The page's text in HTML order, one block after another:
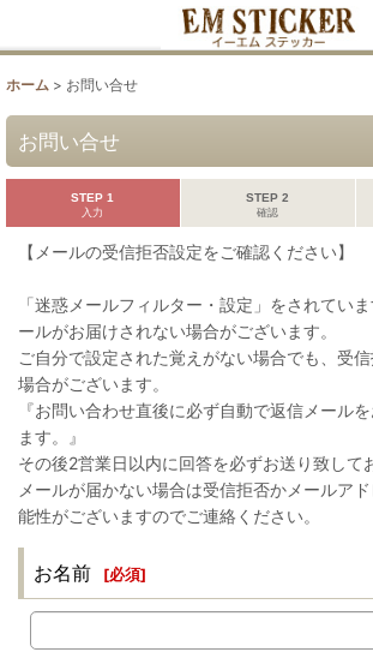
ホーム > お問い合せ
お問い合せ
STEP 1
入力
STEP 2
確認
【メールの受信拒否設定をご確認ください】
「迷惑メールフィルター・設定」をされてい
ールがお届けされない場合がございます。
ご自分で設定された覚えがない場合でも、受
場合がございます。
『お問い合わせ直後に必ず自動で返信メール
ます。』
その後2営業日以内に回答を必ずお送り致して
メールが届かない場合は受信拒否かメールア
能性がございますのでご連絡ください。
お名前 [必須]